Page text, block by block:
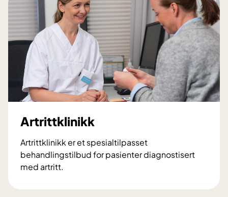
Artrittklinikk
Artrittklinikk er et spesialtilpasset
behandlingstilbud for pasienter diagnostisert
med artritt.
r